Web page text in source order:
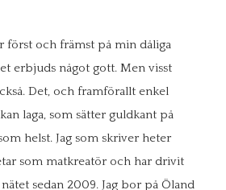
först och främst på min dåliga
erbjuds något gott. Men visst
Det, och framförallt enkel
laga, som sätter guldkant på
helst. Jag som skriver heter
som matkreatör och har drivit
sedan 2009. Jag bor på Öland